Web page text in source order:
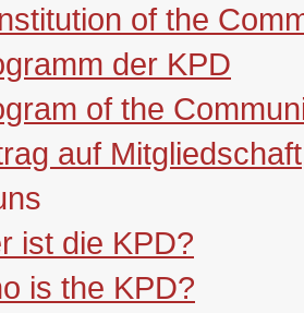
of the
der KPD
of the
auf Mitgliedschaft
ist die KPD?
is the KPD?